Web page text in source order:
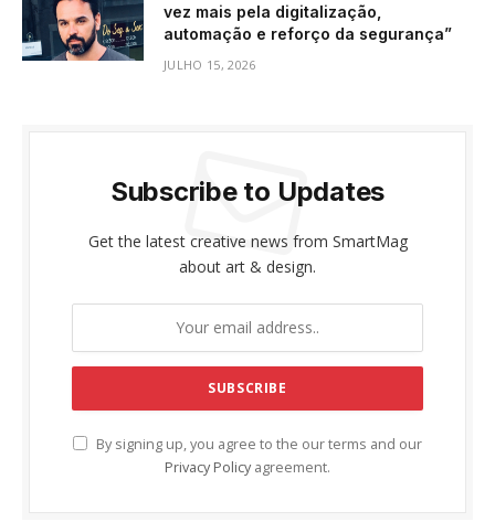
vez mais pela digitalização,
automação e reforço da segurança”
JULHO 15, 2026
Subscribe to Updates
Get the latest creative news from SmartMag
about art & design.
By signing up, you agree to the our terms and our
Privacy Policy agreement.